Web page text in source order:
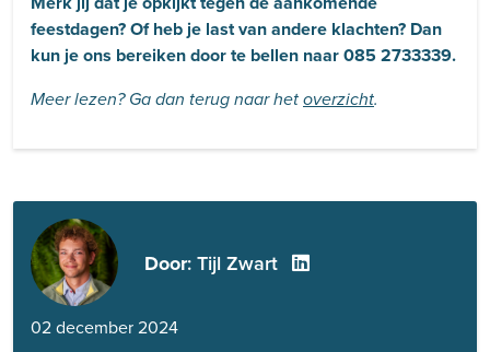
feestdagen? Of heb je last van andere klachten? Dan
kun je ons bereiken door te bellen naar 085 2733339.
Meer lezen? Ga dan terug naar het overzicht.
Door: Tijl Zwart
02 december 2024